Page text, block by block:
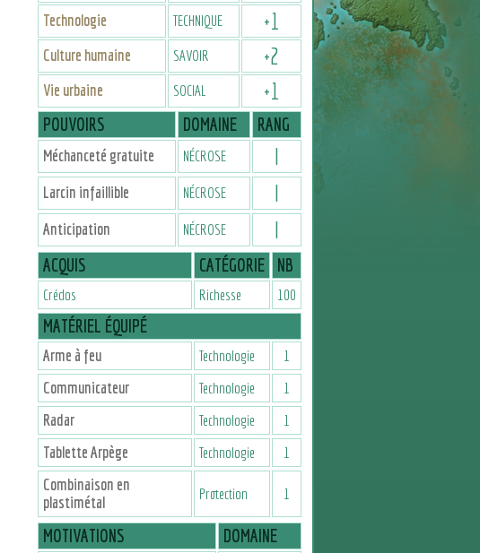
Technologie TECHNIQUE +1
Culture humaine SAVOIR +2
Vie urbaine SOCIAL +1
POUVOIRS DOMAINE RANG
Méchanceté gratuite NÉCROSE I
Larcin infaillible NÉCROSE I
Anticipation NÉCROSE I
ACQUIS CATÉGORIE NB
Crédos Richesse 100
MATÉRIEL ÉQUIPÉ
Arme à feu Technologie 1
Communicateur Technologie 1
Radar Technologie 1
Tablette Arpège Technologie 1
Combinaison en
plastimétal
Protection 1
MOTIVATIONS DOMAINE